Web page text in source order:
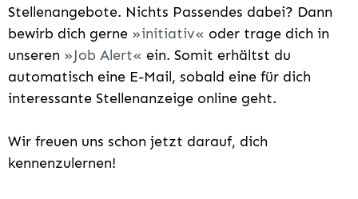
Stellenangebote. Nichts Passendes dabei? Dann
bewirb dich gerne
initiativ
oder trage dich in
unseren
Job Alert
ein. Somit erhältst du
automatisch eine E-Mail, sobald eine für dich
interessante Stellenanzeige online geht.
Wir freuen uns schon jetzt darauf, dich
kennenzulernen!